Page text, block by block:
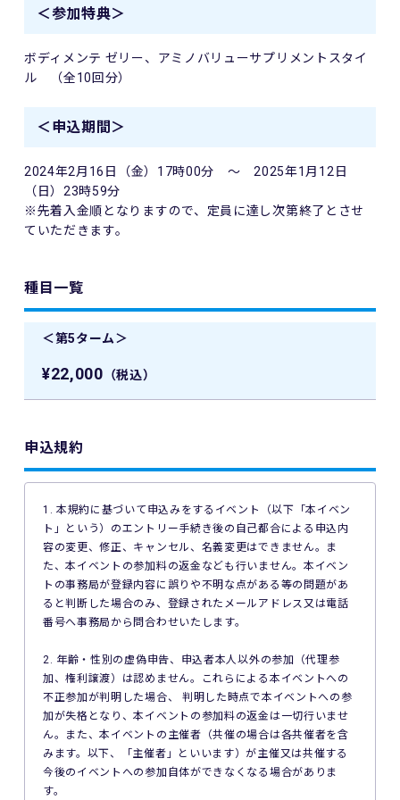
＜参加特典＞
ボディメンテ ゼリー、アミノバリューサプリメントスタイ
ル （全10回分）
＜申込期間＞
2024年2月16日（金）17時00分 ～ 2025年1月12日
（日）23時59分
※先着入金順となりますので、定員に達し次第終了とさせ
ていただきます。
種目一覧
＜第5ターム＞
¥22,000 （税込）
申込規約
1. 本規約に基づいて申込みをするイベント（以下「本イベン
ト」という）のエントリー手続き後の自己都合による申込内
容の変更、修正、キャンセル、名義変更はできません。ま
た、本イベントの参加料の返金なども行いません。本イベン
トの事務局が登録内容に誤りや不明な点がある等の問題があ
ると判断した場合のみ、登録されたメールアドレス又は電話
番号へ事務局から問合わせいたします。
2. 年齢・性別の虚偽申告、申込者本人以外の参加（代理参
加、権利譲渡）は認めません。これらによる本イベントへの
不正参加が判明した場合、 判明した時点で本イベントへの参
加が失格となり、本イベントの参加料の返金は一切行いませ
ん。また、本イベントの主催者（共催の場合は各共催者を含
みます。以下、「主催者」といいます）が主催又は共催する
今後のイベントへの参加自体ができなくなる場合がありま
す。